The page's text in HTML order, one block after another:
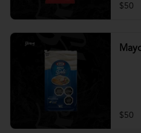
$50
$50